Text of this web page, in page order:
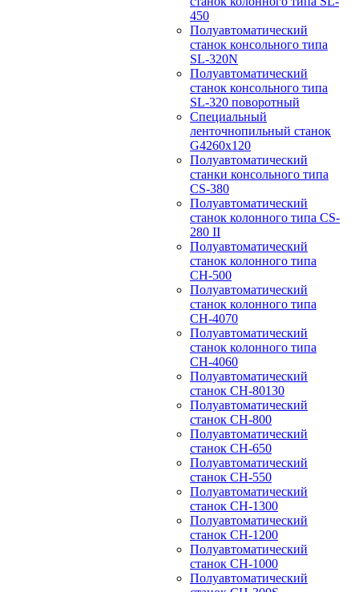
450
Полуавтоматический
станок консольного типа
SL-320N
Полуавтоматический
станок консольного типа
SL-320 поворотный
Специальный
ленточнопильный станок
G4260x120
Полуавтоматический
станки консольного типа
CS-380
Полуавтоматический
станок колонного типа CS-
280 II
Полуавтоматический
станок колонного типа
CH-500
Полуавтоматический
станок колонного типа
CH-4070
Полуавтоматический
станок колонного типа
CH-4060
Полуавтоматический
станок CH-80130
Полуавтоматический
станок CH-800
Полуавтоматический
станок CH-650
Полуавтоматический
станок CH-550
Полуавтоматический
станок CH-1300
Полуавтоматический
станок CH-1200
Полуавтоматический
станок CH-1000
Полуавтоматический